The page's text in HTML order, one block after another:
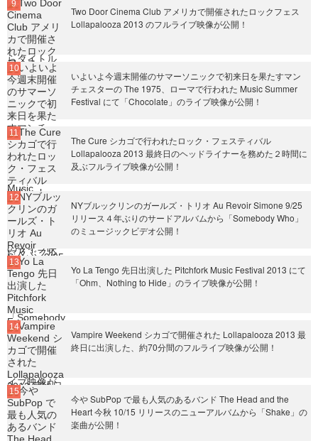
Two Door Cinema Club アメリカで開催されたロックフェス
Lollapalooza 2013 のフルライブ映像が公開！
いよいよ今週末開催のサマーソニックで初来日を果たすマン
チェスターの The 1975、ローマで行われた Music Summer
Festival にて「Chocolate」のライブ映像が公開！
The Cure シカゴで行われたロック・フェスティバル
Lollapalooza 2013 最終日のヘッドライナーを務めた２時間に
及ぶフルライブ映像が公開！
NYブルックリンのガールズ・トリオ Au Revoir Simone 9/25
リリース４年ぶりのサードアルバムから「Somebody Who」
のミュージックビデオ公開！
Yo La Tengo 先日出演した Pitchfork Music Festival 2013 にて
「Ohm、Nothing to Hide」のライブ映像が公開！
Vampire Weekend シカゴで開催された Lollapalooza 2013 最
終日に出演した、約70分間のフルライブ映像が公開！
今や SubPop で最も人気のあるバンド The Head and the
Heart 今秋 10/15 リリースのニューアルバムから「Shake」の
楽曲が公開！